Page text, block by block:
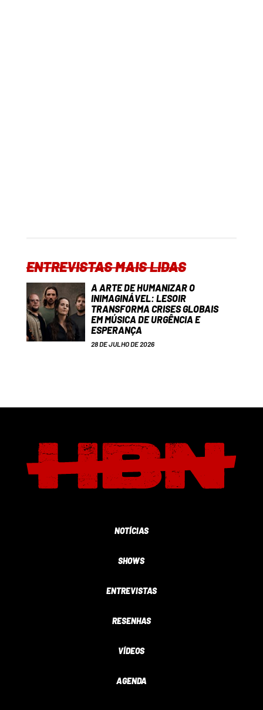
ENTREVISTAS MAIS LIDAS
A ARTE DE HUMANIZAR O
INIMAGINÁVEL: LESOIR
TRANSFORMA CRISES GLOBAIS
EM MÚSICA DE URGÊNCIA E
ESPERANÇA
28 DE JULHO DE 2026
NOTÍCIAS
SHOWS
ENTREVISTAS
RESENHAS
VÍDEOS
AGENDA